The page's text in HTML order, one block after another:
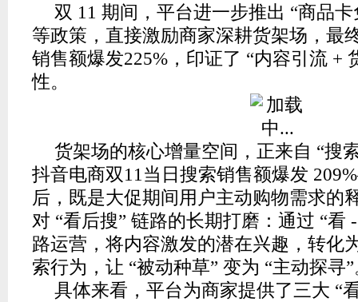
双 11 期间，平台进一步推出 “商品卡
等政策，直接激励商家深耕货架场，最
销售额爆发225%，印证了 “内容引流 +
性。
货架场的核心增量空间，正来自 “搜
抖音电商双11当日搜索销售额爆发
后，既是大促期间用户主动购物需求的
对 “看后搜” 链路的长期打磨：通过 “看
路运营，将内容激发的潜在兴趣，转化
索行为，让 “被动种草” 变为 “主动探寻
具体来看，平台为商家提供了三大 “